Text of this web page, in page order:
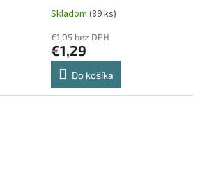
30L [25 ks]
Skladom (89 ks)
€1,05 bez DPH
€1,29
Do košíka